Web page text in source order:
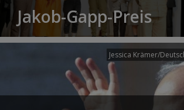
Jakob-Gapp-Preis
Jessica Krämer/